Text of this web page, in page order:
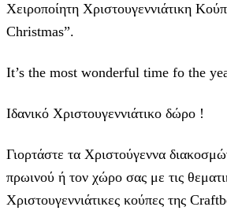
Χειροποίητη Χριστουγεννιάτικη
Christmas”.
It’s the most wonderful time fo the
Ιδανικό Χριστουγεννιάτικο δώρο !
Γιορτάστε τα Χριστούγεννα
πρωινού ή τον χώρο σας με τις
Χριστουγεννιάτικες κούπες της